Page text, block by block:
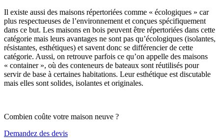
Il existe aussi des maisons répertoriées comme « écologiques » car
plus respectueuses de l’environnement et conçues spécifiquement
dans ce but. Les maisons en bois peuvent être répertoriées dans cette
catégorie mais leurs avantages ne sont pas qu’écologiques (isolantes,
résistantes, esthétiques) et savent donc se différencier de cette
catégorie. Aussi, on retrouve parfois ce qu’on appelle des maisons
« container », où des conteneurs de bateaux sont réutilisés pour
servir de base à certaines habitations. Leur esthétique est discutable
mais elles sont solides, isolantes et originales.
Combien coûte votre maison neuve ?
Demandez des devis